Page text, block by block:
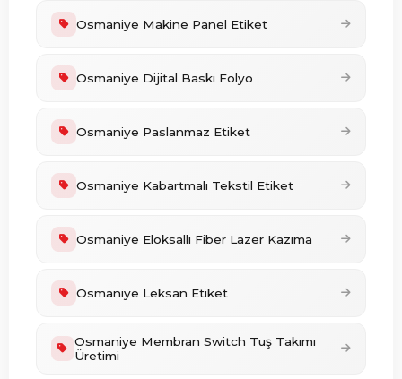
Osmaniye Makine Panel Etiket
Osmaniye Dijital Baskı Folyo
Osmaniye Paslanmaz Etiket
Osmaniye Kabartmalı Tekstil Etiket
Osmaniye Eloksallı Fiber Lazer Kazıma
Osmaniye Leksan Etiket
Osmaniye Membran Switch Tuş Takımı
Üretimi